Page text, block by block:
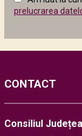
prelucrarea
CONTACT
Consiliul